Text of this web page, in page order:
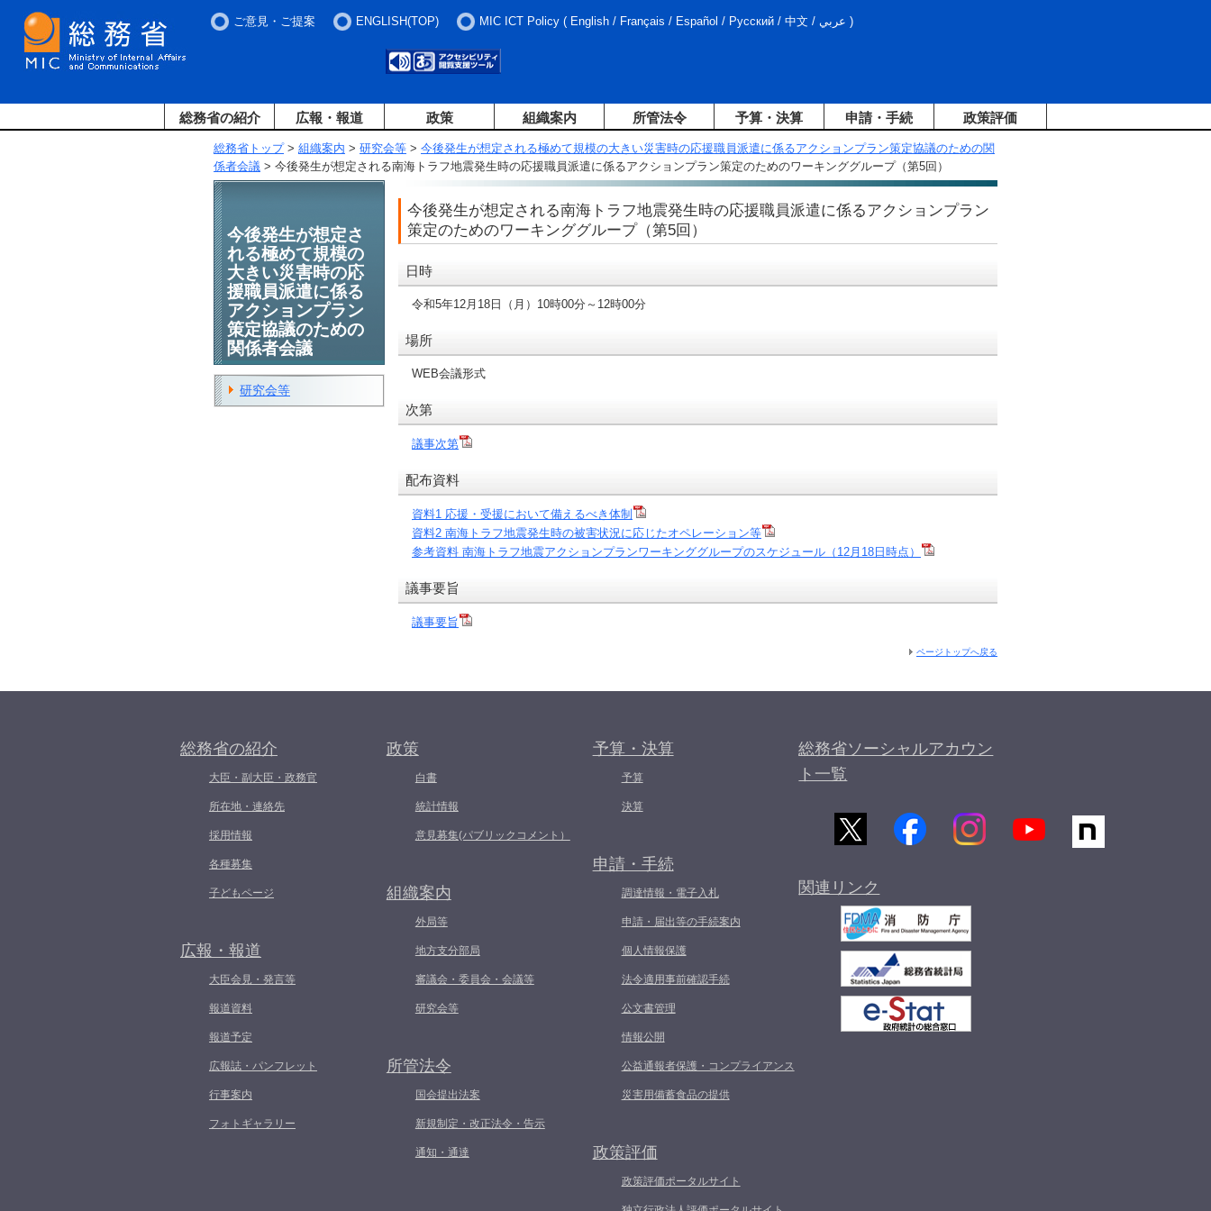
ご意見・ご提案 ENGLISH(TOP) MIC ICT Policy ( English / Français / Español / Русский / 中文 / عربي )
総務省の紹介 広報・報道 政策 組織案内 所管法令 予算・決算 申請・手続 政策評価
総務省トップ> 組織案内 > 研究会等 > 今後発生が想定される極めて規模の大きい災害時の応援職員派遣に係るアクションプラン策定協議のための関
係者会議 > 今後発生が想定される南海トラフ地震発生時の応援職員派遣に係るアクションプラン策定のためのワーキンググループ（第5回）
今後発生が想定される南海トラフ地震発生時の応援職員派遣に係るアクションプラン
策定のためのワーキンググループ（第5回）
日時
令和5年12月18日（月）10時00分～12時00分
場所
WEB会議形式
次第
議事次第
配布資料
資料1 応援・受援において備えるべき体制
資料2 南海トラフ地震発生時の被害状況に応じたオペレーション等
参考資料 南海トラフ地震アクションプランワーキンググループのスケジュール（12月18日時点）
議事要旨
議事要旨
ページトップへ戻る
今後発生が想定さ
れる極めて規模の
大きい災害時の応
援職員派遣に係る
アクションプラン
策定協議のための
関係者会議
研究会等
総務省の紹介
大臣・副大臣・政務官
所在地・連絡先
採用情報
各種募集
子どもページ
広報・報道
大臣会見・発言等
報道資料
報道予定
広報誌・パンフレット
行事案内
フォトギャラリー
政策
白書
統計情報
意見募集(パブリックコメント）
組織案内
外局等
地方支分部局
審議会・委員会・会議等
研究会等
所管法令
国会提出法案
新規制定・改正法令・告示
通知・通達
予算・決算
予算
決算
申請・手続
調達情報・電子入札
申請・届出等の手続案内
個人情報保護
法令適用事前確認手続
公文書管理
情報公開
公益通報者保護・コンプライアンス
災害用備蓄食品の提供
政策評価
政策評価ポータルサイト
総務省ソーシャルアカウン
ト一覧
関連リンク